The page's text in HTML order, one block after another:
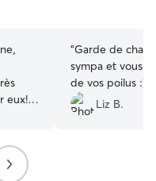
eux!
aux
“Garde de chats au top!
sympa et vous
de vos poilus :)
Liz B.